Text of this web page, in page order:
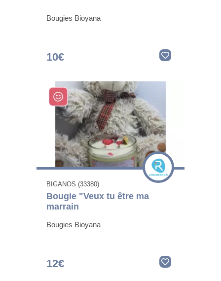
Bougies Bioyana
10€
BIGANOS (33380)
Bougie "Veux tu être ma
marrain
Bougies Bioyana
12€